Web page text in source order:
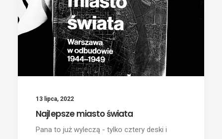
13 lipca, 2022
Najlepsze miasto świata
Pana to już wyleczą - tylko cztery deski i